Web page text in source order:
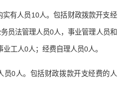
有人员10人。包括财政拨款开支经
员法管理人员0人，事业管理人员和
工人0人；经费自理人员0人。
员0人。包括财政拨款开支经费的人